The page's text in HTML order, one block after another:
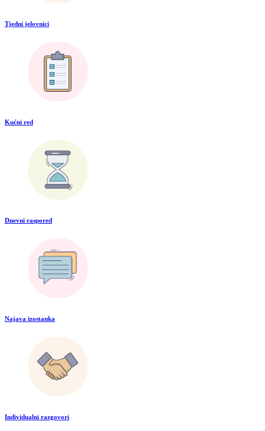
Tjedni jelovnici
Kućni red
Dnevni raspored
Najava izostanka
Individualni razgovori